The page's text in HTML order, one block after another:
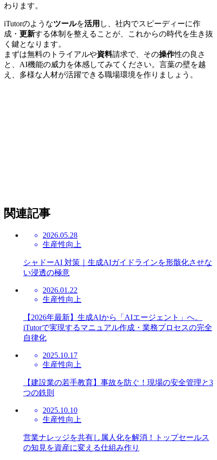
わります。
iTutorのようなツールを活用 し、社内でスピーディーに作
成・ 更新する体制を整えることが、これからの時代を生き抜
く鍵となります。
まずは無料のトライアルや資料請求で、その操作性の良さ
と、AI機能の威力を体感してみてください。言葉の壁を越
え、多様な人材が活躍できる職場環境を作りましょう。
関連記事
2026.05.28
生産性向上
シャドーAI 対策｜生成AIガイドラインを形骸化させな
い浸透の極意
2026.01.22
生産性向上
【2026年最新】生成AIから「AIエージェント」へ。
iTutorで実現するマニュアル作成・業務プロセスの完全
自律化
2025.10.17
生産性向上
【建設業の若手教育】事故を防ぐ！現場の安全管理と3
つの鉄則
2025.10.10
生産性向上
営業ナレッジを共有し属人化を解消！トップセールス
の知見を資産に変える仕組み作り